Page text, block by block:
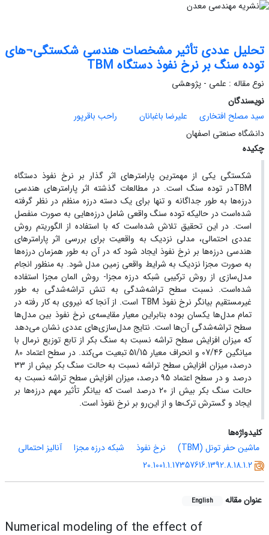
تحلیل عددی تأثیر مشخصات هندسی شکستگی¬های
توده سنگ بر نرخ نفوذ دستگاه TBM
نوع مقاله : علمی - پژوهشی
نویسندگان
سید مصلح افتخاری
علیرضا باغبانان
راحب باقرپور
دانشگاه صنعتی اصفهان
چکیده
شکستگی یکی از مهمترین پارامترهای اثر گذار بر نرخ نفوذ دستگاه
TBMدر توده سنگ است. در مطالعات گذشته اثر پارامترهای هندسی
درزه‌ها به طور جداگانه و تنها برای یک دسته درزه منظم در نظر گرفته
شده‌است در حالیکه توده سنگ واقعی شامل درزه‌هایی به صورت منفصل
است. در این تحقیق تلاش شده‌است که با استفاده از الگوریتم روش
عددی احتمالی، مدلی نزدیک به واقعیت برای بررسی اثر پارامترهای
هندسی درزه‌ها بر نرخ نفوذ ایجاد شود که در آن به طور همزمان درزه‌ها
به صورت مجزا نزدیک به شرایط واقعی زمین مدل شود. به منظور انجام
مدل‌سازی از روش ترکیبی شبکه درزه مجزا- روش المان مجزا استفاده
شده‌است. نسبت سطح تراشه‌شدگی به تنش تراشه‌شدگی به طور
غیرمستقیم بیانگر نرخ نفوذ TBM است. از آنجا که نیروی به کار رفته در
تمام مدل‌ها یکسان بوده بنابراین معیار مقایسه‌ی نرخ نفوذ بین مدل‌ها
سطح تراشه‌شدگی آن‌ها است. نتایج مدل‌سازی‌های عددی نشان می‌دهد
که میزان افزایش سطح تراشه نسبت به سنگ بکر از تابع توزیع نرمال با
میانگین 07/46 و انحراف معیار 51/15 تبعیت می‌کند. در سطح اعتماد 80
درصد، میزان افزایش سطح تراشه نسبت به حالت سنگ بکر بیش از 33
درصد و در سطح اعتماد 95 درصد، میزان افزایش سطح تراشه نسبت به
حالت سنگ بکر بیش از 20 درصد است که بیانگر تأثیر مهم درزه‌ها بر
ایجاد و گسترش ترک‌ها و از این‌رو بر نرخ نفوذ است.
کلیدواژه‌ها
ماشین حفر تونل (TBM)
نرخ نفوذ شبکه درزه مجزا
آنالیز احتمالی
20.1001.1.17357616.1392.8.18.1.2
عنوان مقاله English
Numerical modeling of the effect of